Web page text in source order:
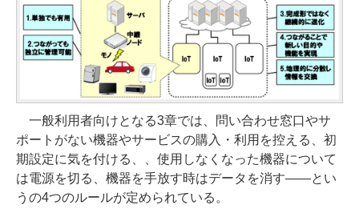
一般利用者向けとなる3章では、問い合わせ窓口やサ
ポートがない機器やサービスの購入・利用を控える、初
期設定に気を付ける、、使用しなくなった機器について
は電源を切る、機器を手放す時はデータを消す――とい
うの4つのルールが定められている。